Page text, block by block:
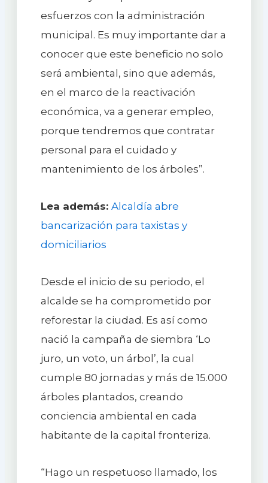
esfuerzos con la administración
municipal. Es muy importante dar a
conocer que este beneficio no solo
será ambiental, sino que además,
en el marco de la reactivación
económica, va a generar empleo,
porque tendremos que contratar
personal para el cuidado y
mantenimiento de los árboles”.
Lea además: Alcaldía abre
bancarización para taxistas y
domiciliarios
Desde el inicio de su periodo, el
alcalde se ha comprometido por
reforestar la ciudad. Es así como
nació la campaña de siembra ‘Lo
juro, un voto, un árbol’, la cual
cumple 80 jornadas y más de 15.000
árboles plantados, creando
conciencia ambiental en cada
habitante de la capital fronteriza.
“Hago un respetuoso llamado, los